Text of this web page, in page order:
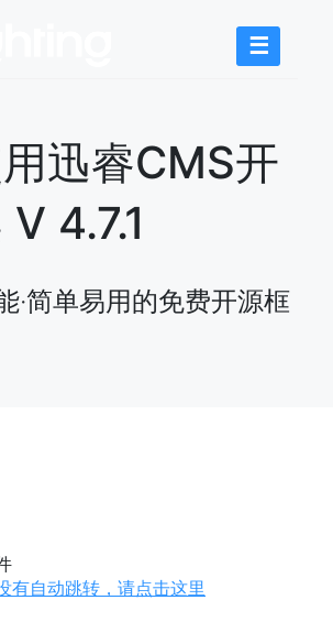
☰
迅睿CMS开
4.7.1
·简单易用的免费开源框
有自动跳转，请点击这里